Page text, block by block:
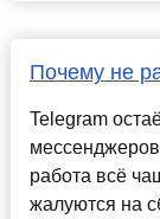
Почему не
Telegram
работа всё
жалуются на